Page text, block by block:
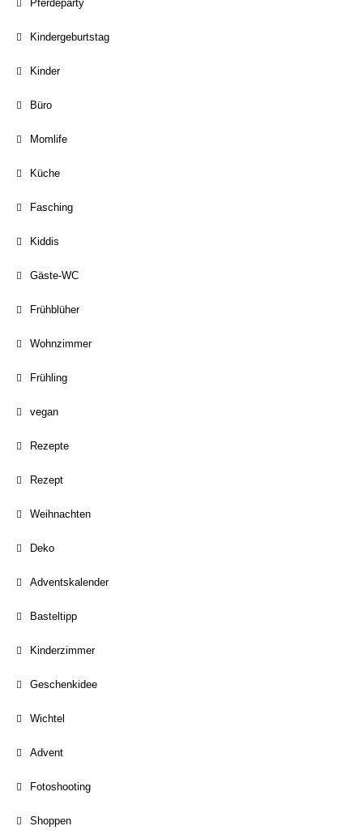
Pferdeparty
Kindergeburtstag
Kinder
Büro
Momlife
Küche
Fasching
Kiddis
Gäste-WC
Frühblüher
Wohnzimmer
Frühling
vegan
Rezepte
Rezept
Weihnachten
Deko
Adventskalender
Basteltipp
Kinderzimmer
Geschenkidee
Wichtel
Advent
Fotoshooting
Shoppen